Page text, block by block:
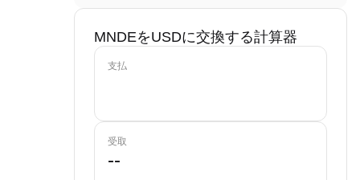
MNDEをUSDに交換する計算器
支払
受取